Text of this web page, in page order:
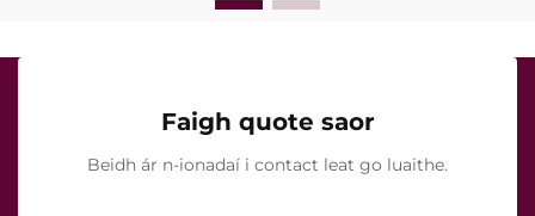
Faigh quote saor
Beidh ár n-ionadaí i contact leat go luaithe.